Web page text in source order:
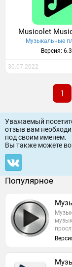
Musicolet
Музыкальные
Версия: 6.3
30.07.2022
1
Уважаемый
отзыв вам
под своим именем.
Вы также можете
Популярное